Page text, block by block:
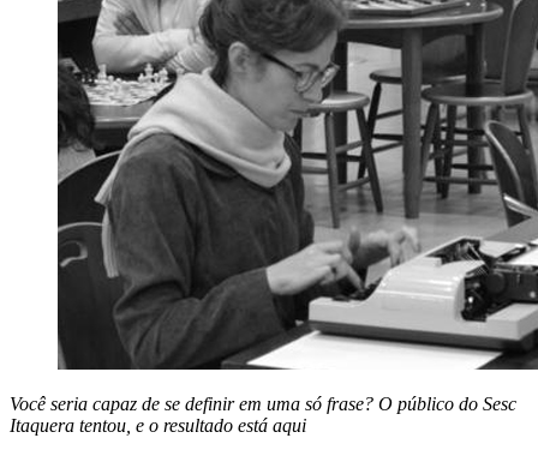
Você seria capaz de se definir em uma só frase? O público do Sesc
Itaquera tentou, e o resultado está aqui